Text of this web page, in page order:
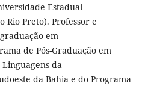
Estadual
Rio Preto). Professor e
em
de Pós-Graduação em
da
da Bahia e do Programa